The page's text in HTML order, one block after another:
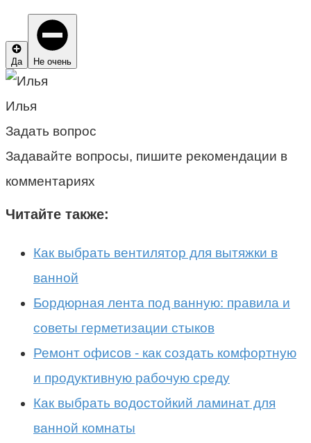
Да Не очень
Илья
Задать вопрос
Задавайте вопросы, пишите рекомендации в
комментариях
Читайте также:
Как выбрать вентилятор для вытяжки в
ванной
Бордюрная лента под ванную: правила и
советы герметизации стыков
Ремонт офисов - как создать комфортную
и продуктивную рабочую среду
Как выбрать водостойкий ламинат для
ванной комнаты